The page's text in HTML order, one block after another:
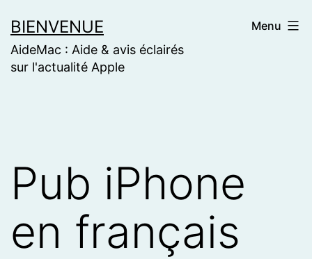
to
content
BIENVENUE
AideMac : Aide & avis éclairés
sur l'actualité Apple
Menu
Pub iPhone
en français